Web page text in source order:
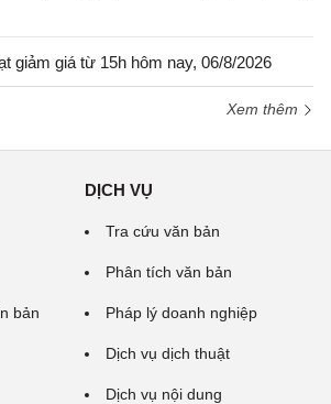
giảm giá từ 15h hôm nay, 06/8/2026
Xem thêm
bản
DỊCH VỤ
Tra cứu văn bản
Phân tích văn bản
Pháp lý doanh nghiệp
Dịch vụ dịch thuật
Dịch vụ nội dung